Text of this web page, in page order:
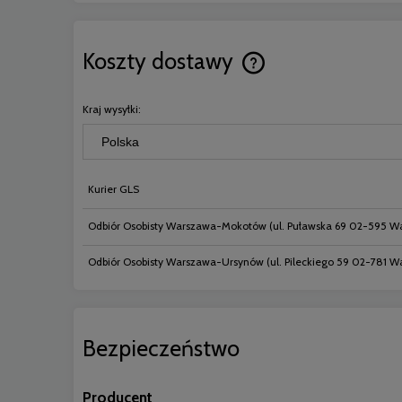
Koszty dostawy
Kraj wysyłki:
Kurier GLS
Odbiór Osobisty Warszawa-Mokotów (ul. Puławska 69 02-595
Odbiór Osobisty Warszawa-Ursynów (ul. Pileckiego 59 02-781
Bezpieczeństwo
Producent